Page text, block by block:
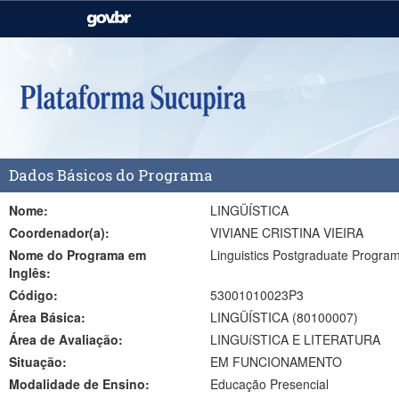
Casa Civil
Pecuária e Abastecimento
Dados Básicos do Programa
Nome:
LINGÜÍSTICA
Coordenador(a):
VIVIANE CRISTINA VIEIRA
Nome do Programa em
Inglês:
Linguistics Postgraduate Program
Código:
53001010023P3
Área Básica:
LINGÜÍSTICA (80100007)
Área de Avaliação:
LINGUíSTICA E LITERATURA
Situação:
EM FUNCIONAMENTO
Modalidade de Ensino:
Educação Presencial